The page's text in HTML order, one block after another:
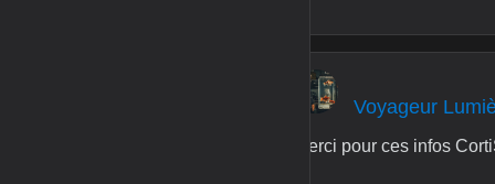
Voyageur
Merci pour ces infos